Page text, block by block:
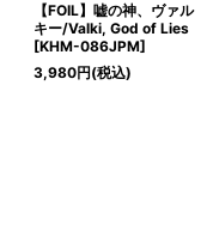
【FOIL】嘘の神、ヴァル
キー/Valki, God of Lies
[KHM-086JPM]
3,980円(税込)